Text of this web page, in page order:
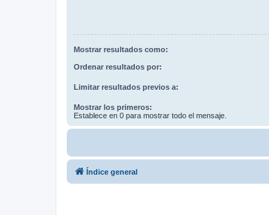
Mostrar resultados como:
Ordenar resultados por:
Limitar resultados previos a:
Mostrar los primeros:
Establece en 0 para mostrar todo el mensaje.
Índice general